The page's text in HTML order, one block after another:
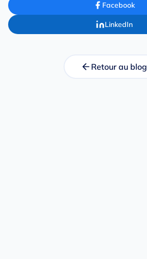
Facebook
LinkedIn
Retour au blog